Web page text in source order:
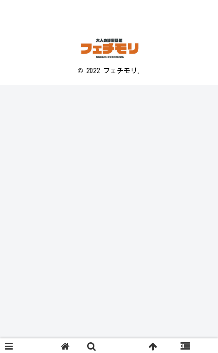
© 2022 フェチモリ.